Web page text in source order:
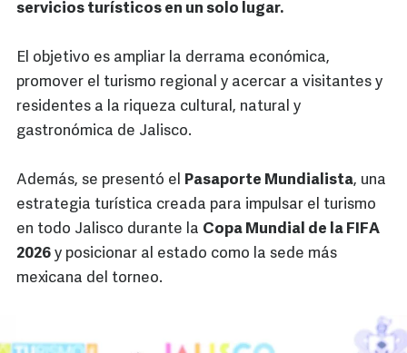
servicios turísticos en un solo lugar.
El objetivo es ampliar la derrama económica,
promover el turismo regional y acercar a visitantes y
residentes a la riqueza cultural, natural y
gastronómica de Jalisco.
Además, se presentó el Pasaporte Mundialista, una
estrategia turística creada para impulsar el turismo
en todo Jalisco durante la Copa Mundial de la FIFA
2026 y posicionar al estado como la sede más
mexicana del torneo.